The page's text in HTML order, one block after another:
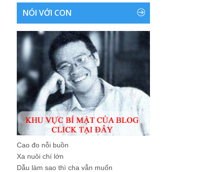
NÓI VỚI CON
Cao đo nỗi buồn
Xa nuôi chí lớn
Dẫu làm sao thì cha vẫn muốn